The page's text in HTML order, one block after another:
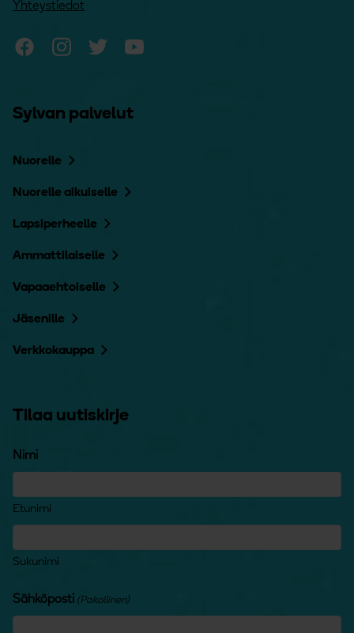
Yhteystiedot
Sylvan Facebook
Sylvan Instagram
Sylvan Twitter
Sylvan palvelut
Nuorelle
Nuorelle aikuiselle
Lapsiperheelle
Ammattilaiselle
Vapaaehtoiselle
Jäsenille
Verkkokauppa
Tilaa uutiskirje
Nimi
Etunimi
Sukunimi
Sähköposti (Pakollinen)